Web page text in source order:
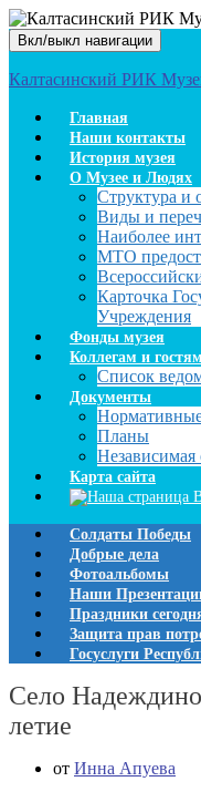
Вкл/выкл навигации
Калтасинский РИК
Главная
Наши контакты
История музея
О Музее и Людях
Структура и
Виды и
Наиболее
МТО
Карточка
Учреждения
Фонды музея
Коллегам и гостям
Список
Документы
Планы
Независимая
Карта сайта
Солдаты Победы
Добрые дела
Фотоальбомы
Наши
Праздники
Защита прав
Госуслуги
Село
летие
от Инна Апуева